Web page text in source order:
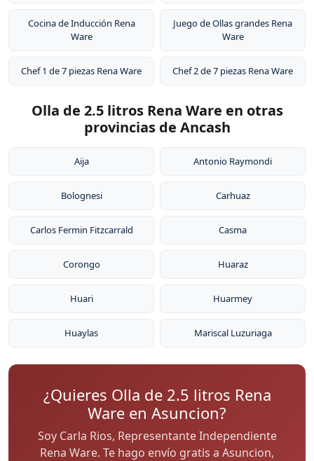
Cocina de Inducción Rena
Ware
Juego de Ollas grandes Rena
Ware
Chef 1 de 7 piezas Rena Ware Chef 2 de 7 piezas Rena Ware
Olla de 2.5 litros Rena Ware en otras
provincias de Ancash
Aija Antonio Raymondi
Bolognesi Carhuaz
Carlos Fermin Fitzcarrald Casma
Corongo Huaraz
Huari Huarmey
Huaylas Mariscal Luzuriaga
¿Quieres Olla de 2.5 litros Rena
Ware en Asuncion?
Soy Carla Rios, Representante Independiente
Rena Ware. Te hago envío gratis a Asuncion,